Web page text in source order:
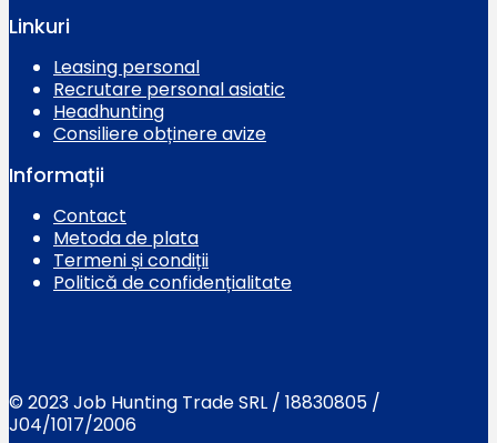
Linkuri
Leasing personal
Recrutare personal asiatic
Headhunting
Consiliere obținere avize
Informații
Contact
Metoda de plata
Termeni și condiții
Politică de confidențialitate
© 2023 Job Hunting Trade SRL / 18830805 /
J04/1017/2006